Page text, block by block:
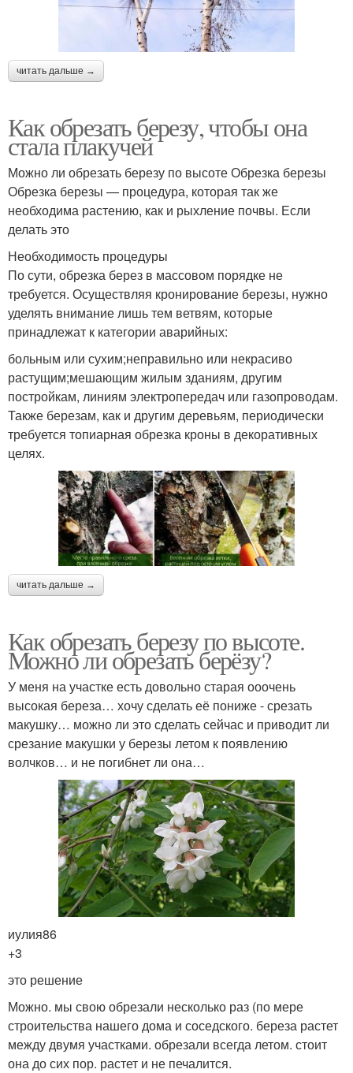
читать дальше →
Как обрезать березу, чтобы она
стала плакучей
Можно ли обрезать березу по высоте Обрезка березы
Обрезка березы — процедура, которая так же
необходима растению, как и рыхление почвы. Если
делать это
Необходимость процедуры
По сути, обрезка берез в массовом порядке не
требуется. Осуществляя кронирование березы, нужно
уделять внимание лишь тем ветвям, которые
принадлежат к категории аварийных:
больным или сухим;неправильно или некрасиво
растущим;мешающим жилым зданиям, другим
постройкам, линиям электропередач или газопроводам.
Также березам, как и другим деревьям, периодически
требуется топиарная обрезка кроны в декоративных
целях.
читать дальше →
Как обрезать березу по высоте.
Можно ли обрезать берёзу?
У меня на участке есть довольно старая ооочень
высокая береза… хочу сделать её пониже - срезать
макушку… можно ли это сделать сейчас и приводит ли
срезание макушки у березы летом к появлению
волчков… и не погибнет ли она…
иулия86
+3
это решение
Можно. мы свою обрезали несколько раз (по мере
строительства нашего дома и соседского. береза растет
между двумя участками. обрезали всегда летом. стоит
она до сих пор. растет и не печалится.